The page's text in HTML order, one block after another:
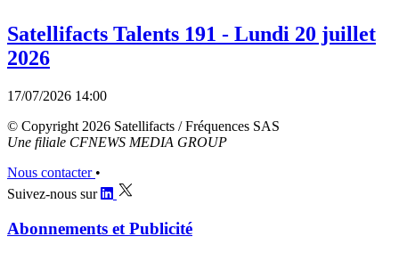
Satellifacts Talents 191 - Lundi 20 juillet
2026
17/07/2026 14:00
© Copyright 2026 Satellifacts / Fréquences SAS
Une filiale CFNEWS MEDIA GROUP
Nous contacter •
Suivez-nous sur
Abonnements et Publicité